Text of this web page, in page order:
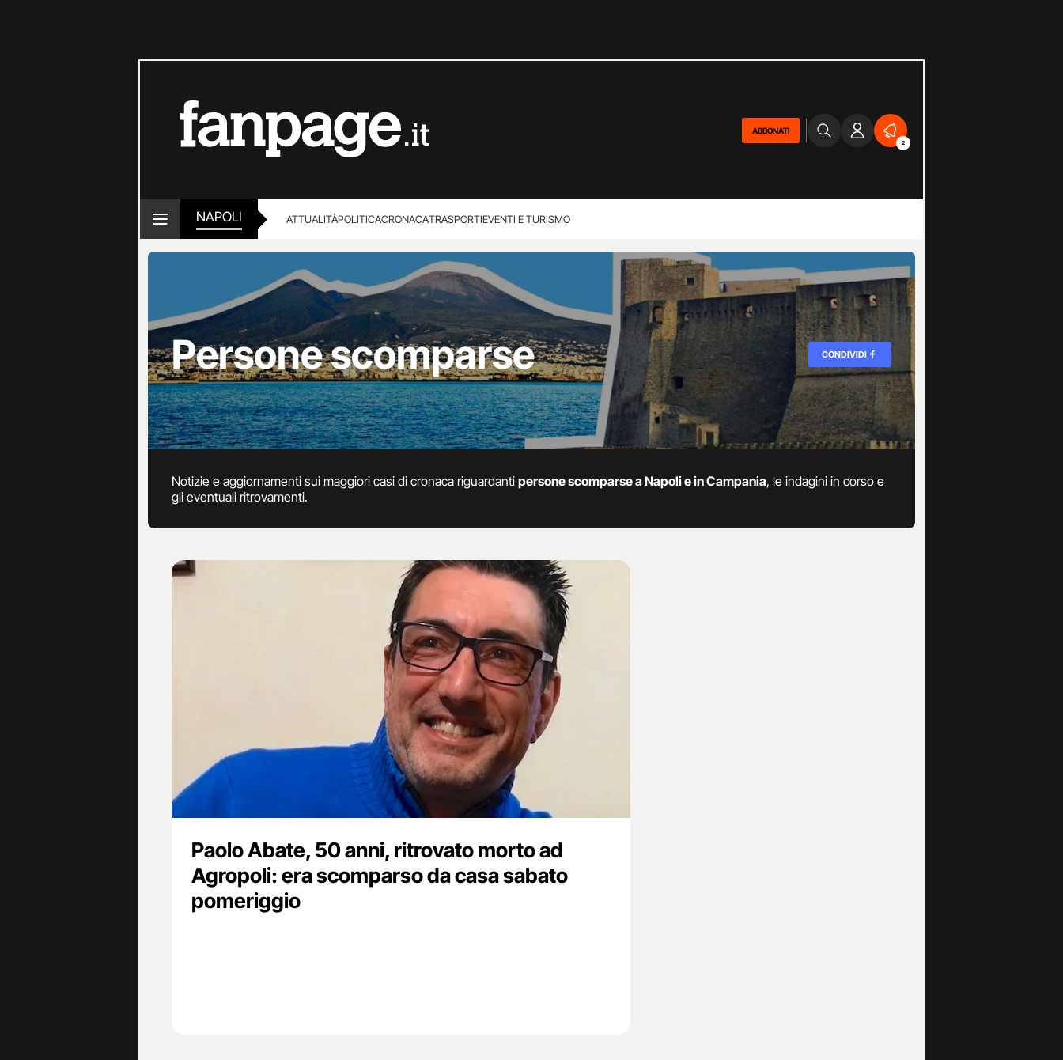
ABBONATI
2
NAPOLI ATTUALITÀPOLITICACRONACATRASPORTIEVENTI E TURISMO
Persone scomparse CONDIVIDI
Notizie e aggiornamenti sui maggiori casi di cronaca riguardanti persone scomparse a Napoli e in Campania, le indagini in corso e
gli eventuali ritrovamenti.
Paolo Abate, 50 anni, ritrovato morto ad
Agropoli: era scomparso da casa sabato
pomeriggio